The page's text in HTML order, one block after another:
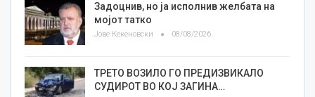
Задоцнив, но ја исполнив желбата на
мојот татко
Јове Кекеновски 08/08/2026
ТРЕТО ВОЗИЛО ГО ПРЕДИЗВИКАЛО
СУДИРОТ ВО КОЈ ЗАГИНА…